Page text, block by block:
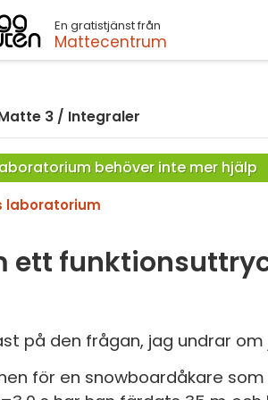
En gratistjänst från
Mattecentrum
3 / Integraler
behöver inte mer hjälp
laboratorium
ett
på den frågan, jag undrar om
för en snowboardåkare